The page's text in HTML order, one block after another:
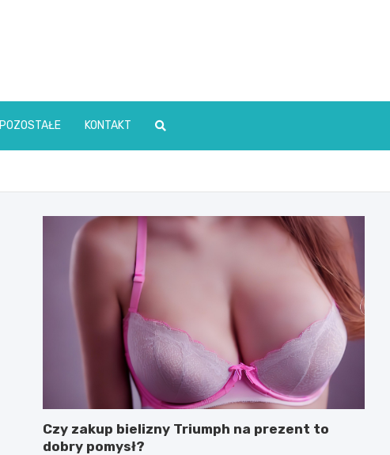
POZOSTAŁE KONTAKT
Czy zakup bielizny Triumph na prezent to
dobry pomysł?